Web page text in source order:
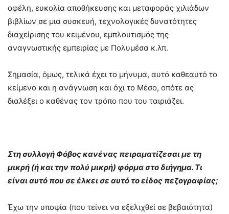
οφέλη, ευκολία αποθήκευσης και μεταφοράς χιλιάδων
βιβλίων σε μια συσκευή, τεχνολογικές δυνατότητες
διαχείρισης του κειμένου, εμπλουτισμός της
αναγνωστικής εμπειρίας με Πολυμέσα κ.λπ.
Σημασία, όμως, τελικά έχει το μήνυμα, αυτό καθεαυτό το
κείμενο και η ανάγνωση και όχι το Μέσο, οπότε ας
διαλέξει ο καθένας τον τρόπο που του ταιριάζει.
Στη συλλογή Φόβος κανένας πειραματίζεσαι με τη
μικρή (ή και την πολύ μικρή) φόρμα στο διήγημα. Τι
είναι αυτό που σε έλκει σε αυτό το είδος πεζογραφίας;
Έχω την υποψία (που τείνει να εξελιχθεί σε βεβαιότητα)